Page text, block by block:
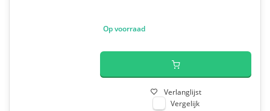
Op voorraad
Verlanglijst
Vergelijk